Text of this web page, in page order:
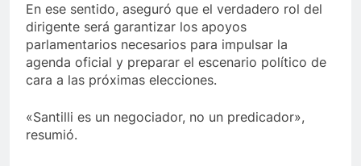
En ese sentido, aseguró que el verdadero rol del
dirigente será garantizar los apoyos
parlamentarios necesarios para impulsar la
agenda oficial y preparar el escenario político de
cara a las próximas elecciones.
«Santilli es un negociador, no un predicador»,
resumió.